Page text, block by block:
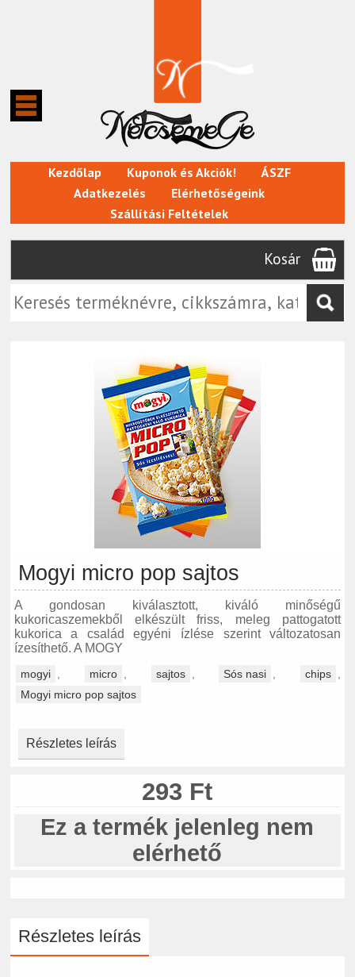
Kezdőlap Kuponok és Akciók!
ÁSZF
Adatkezelés
Elérhetőségeink
Szállítási Feltételek
Kosár
Mogyi micro pop sajtos
A gondosan kiválasztott, kiváló minőségű
kukoricaszemekből elkészült friss, meleg pattogatott
kukorica a család egyéni ízlése szerint változatosan
ízesíthető. A MOGY
mogyi micro sajtos Sós nasi chips
Mogyi micro pop sajtos
Részletes leírás
293 Ft
Ez a termék jelenleg nem
elérhető
Részletes leírás